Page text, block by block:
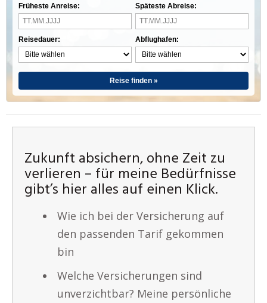
Früheste Anreise:
Reisedauer:
Späteste Abreise:
Abflughafen:
Reise finden »
Zukunft absichern, ohne Zeit zu
verlieren – für meine Bedürfnisse
gibt’s hier alles auf einen Klick.
Wie ich bei der Versicherung auf
den passenden Tarif gekommen
bin
Welche Versicherungen sind
unverzichtbar? Meine persönliche